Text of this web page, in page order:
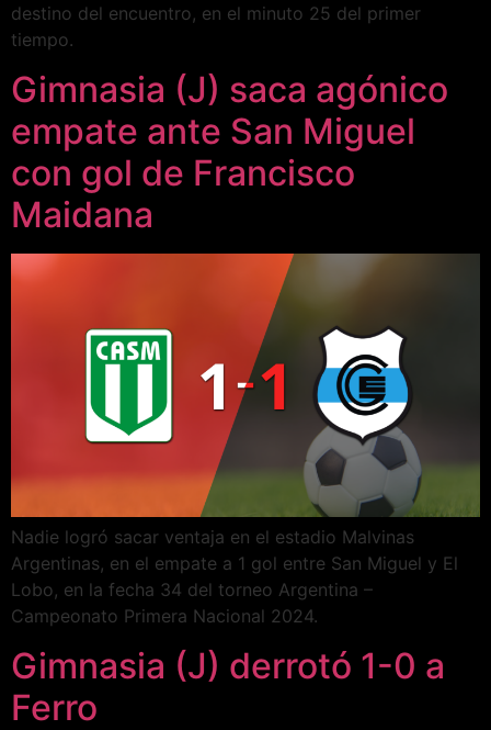
destino del encuentro, en el minuto 25 del primer
tiempo.
Gimnasia (J) saca agónico
empate ante San Miguel
con gol de Francisco
Maidana
Nadie logró sacar ventaja en el estadio Malvinas
Argentinas, en el empate a 1 gol entre San Miguel y El
Lobo, en la fecha 34 del torneo Argentina –
Campeonato Primera Nacional 2024.
Gimnasia (J) derrotó 1-0 a
Ferro